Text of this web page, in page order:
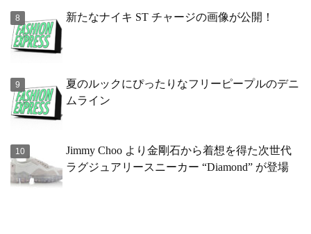
新たなナイキ ST チャージの画像が公開！
夏のルックにぴったりなフリーピープルのデニ
ムライン
Jimmy Choo より金剛石から着想を得た次世代
ラグジュアリースニーカー “Diamond” が登場